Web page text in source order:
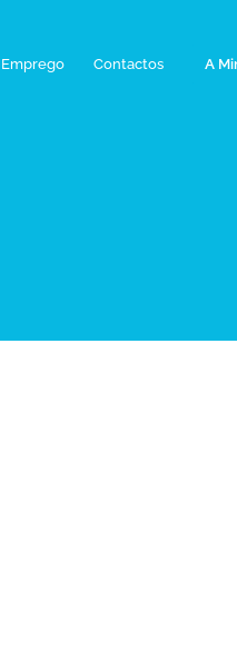
Emprego Contactos A